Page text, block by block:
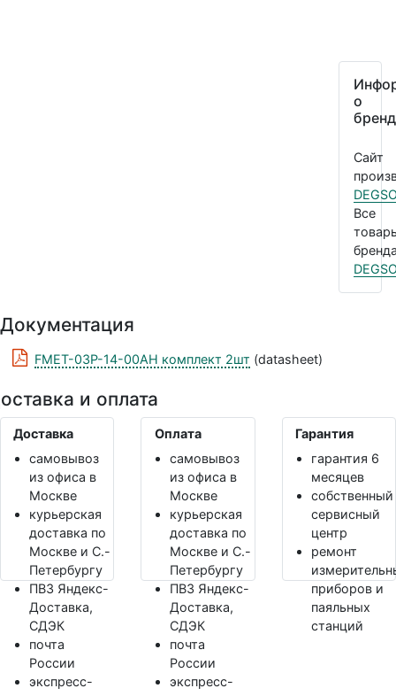
о
Сайт
Все
Документация
FMET-03P-14-00AH комплект 2шт (datasheet)
и оплата
Доставка
самовывоз
из офиса в
Москве
курьерская
доставка по
Москве и С.-
Петербургу
ПВЗ Яндекс-
Доставка,
СДЭК
почта
России
экспресс-
Оплата
самовывоз
из офиса в
Москве
курьерская
доставка по
Москве и С.-
Петербургу
ПВЗ Яндекс-
Доставка,
СДЭК
почта
России
экспресс-
Гарантия
гарантия 6
месяцев
собственный
сервисный
центр
ремонт
приборов и
паяльных
станций